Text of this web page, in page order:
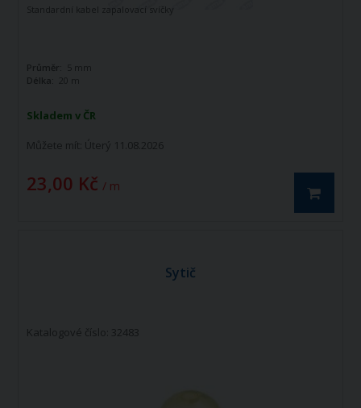
Skladem v ČR
Můžete mít: Úterý 11.08.2026
23,00 Kč / m
Standardní kabel zapalovací svíčky
Průměr:
5 mm
Délka:
20 m
Sytič
Katalogové číslo: 32483